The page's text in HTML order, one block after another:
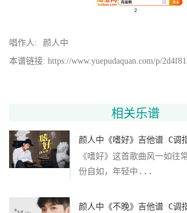
唱作人:
颜人中
本谱链接: https://www.yuepudaquan.com/p/
相关乐谱
颜人中《嗜好》吉他谱 C调
《嗜好》这首歌曲风一如往
份自如，年轻中...
颜人中《不晚》吉他谱 C调